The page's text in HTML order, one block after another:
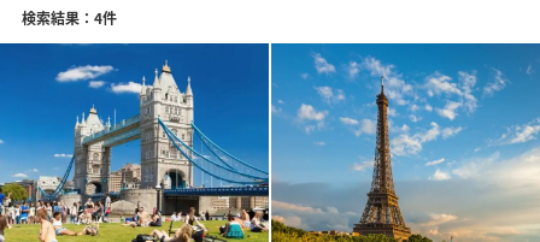
検索結果：4件